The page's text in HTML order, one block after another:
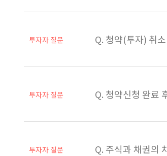
투자자 질문 Q. 청약(투자) 취
투자자 질문 Q. 청약신청 완료
투자자 질문 Q. 주식과 채권의